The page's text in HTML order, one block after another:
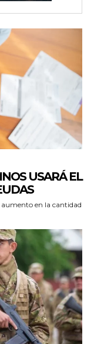
USARÁ EL
en la cantidad